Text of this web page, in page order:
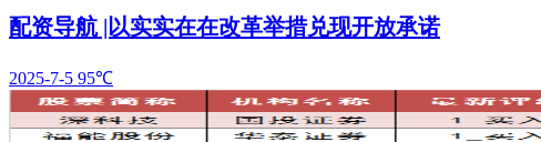
配资导航 |以实实在在改革举措兑现开放承诺
2025-7-5 95℃